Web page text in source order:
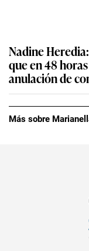
Nadine
que en 48
anulación de
Más sobre